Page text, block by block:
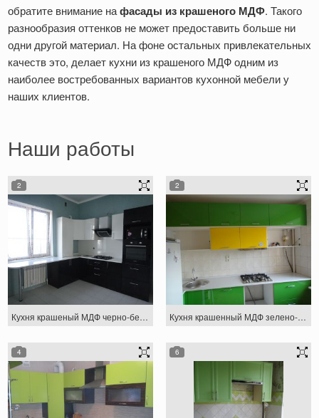
обратите внимание нафасады из крашеного МДФ. Такого
разнообразия оттенков не может предоставить больше ни
одни другой материал. На фоне остальных привлекательных
качеств это, делает кухни из крашеного МДФ одним из
наиболее востребованных вариантов кухонной мебели у
наших клиентов.
Наши работы
2
Кухня крашеный МДФ черно-белая
2
Кухня крашенный МДФ зелено-желтая
4 6